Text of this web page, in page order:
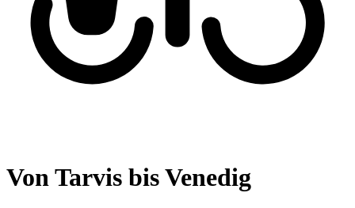
Von Tarvis bis Venedig